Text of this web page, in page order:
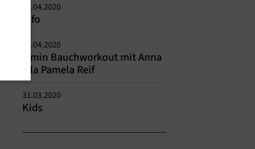
06.04.2020
Info
06.04.2020
7 min Bauchworkout mit Anna
a la Pamela Reif
31.03.2020
Kids